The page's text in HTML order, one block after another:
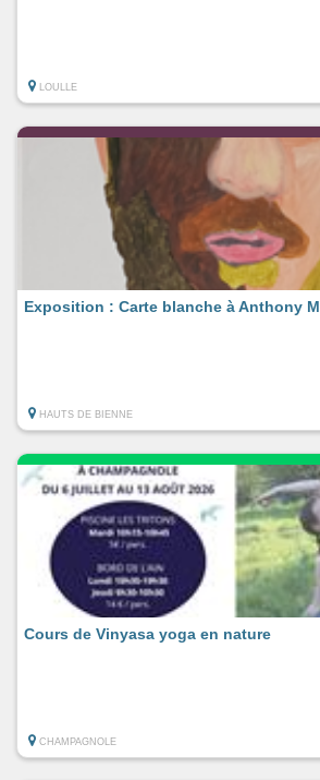
LOULLE
Exposition : Carte blanche à Anthony
HAUTS DE BIENNE
Cours de Vinyasa yoga en nature
CHAMPAGNOLE